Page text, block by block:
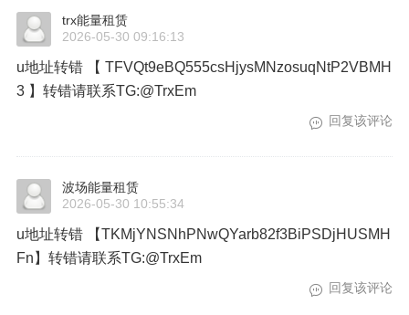
trx能量租赁
2026-05-30 09:16:13
u地址转错 【 TFVQt9eBQ555csHjysMNzosuqNtP2VBMH
3 】转错请联系TG:@TrxEm
回复该评论
波场能量租赁
2026-05-30 10:55:34
u地址转错 【TKMjYNSNhPNwQYarb82f3BiPSDjHUSMH
Fn】转错请联系TG:@TrxEm
回复该评论